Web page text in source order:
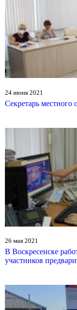
24 июня 2021
Секретарь местного
26 мая 2021
В Воскресенске
участников